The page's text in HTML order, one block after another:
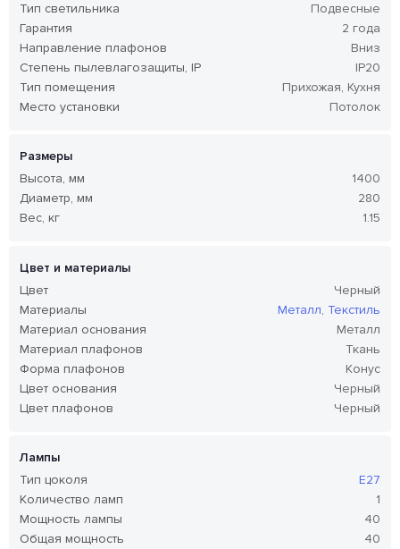
Тип светильника
Подвесные
Гарантия
2 года
Направление плафонов
Вниз
Степень пылевлагозащиты, IP
IP20
Тип помещения
Прихожая, Кухня
Место установки
Потолок
Размеры
Высота, мм
1400
Диаметр, мм
280
Вес, кг
1.15
Цвет и материалы
Цвет
Черный
Материалы
Металл, Текстиль
Материал основания
Металл
Материал плафонов
Ткань
Форма плафонов
Конус
Цвет основания
Черный
Цвет плафонов
Черный
Лампы
Тип цоколя
E27
Количество ламп
1
Мощность лампы
40
Общая мощность
40